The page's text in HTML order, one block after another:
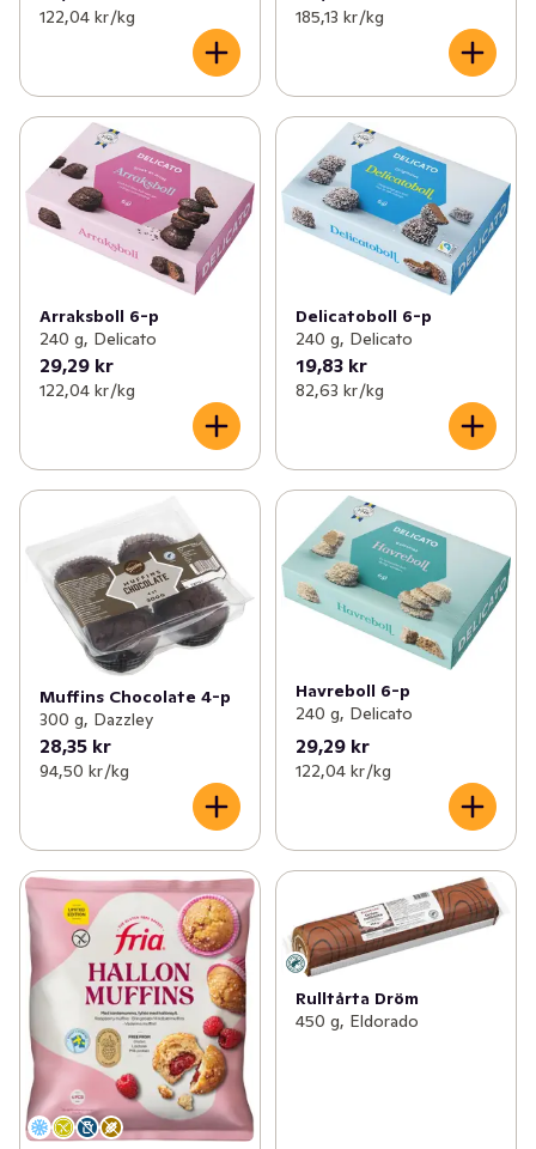
122,04 kr /kg 185,13 kr /kg
Arraksboll 6-p
240 g, Delicato
29,29 kr
122,04 kr /kg
Delicatoboll 6-p
240 g, Delicato
19,83 kr
82,63 kr /kg
Muffins Chocolate 4-p
300 g, Dazzley
28,35 kr
94,50 kr /kg
Havreboll 6-p
240 g, Delicato
29,29 kr
122,04 kr /kg
Rulltårta Dröm
450 g, Eldorado